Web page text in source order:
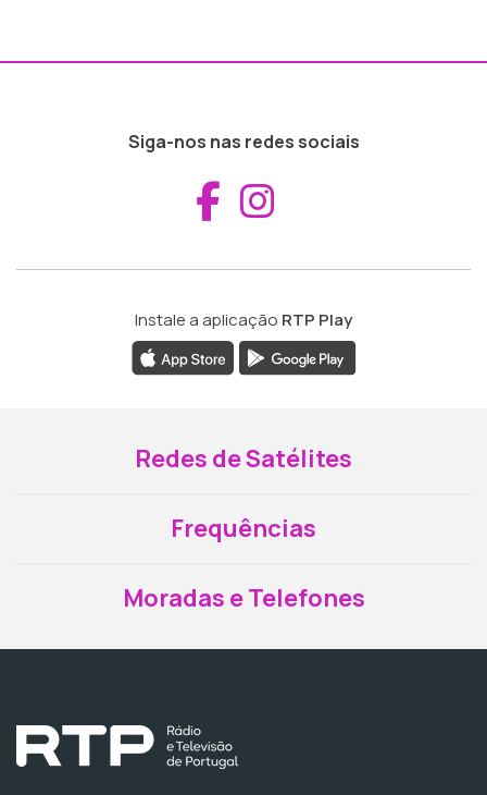
Siga-nos nas redes sociais
Aceder ao
Instale a aplicação RTP Play
Redes de Satélites
Frequências
Moradas e Telefones